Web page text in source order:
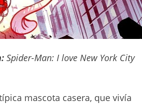
Spider-Man: I love New York City
mascota casera, que vivía